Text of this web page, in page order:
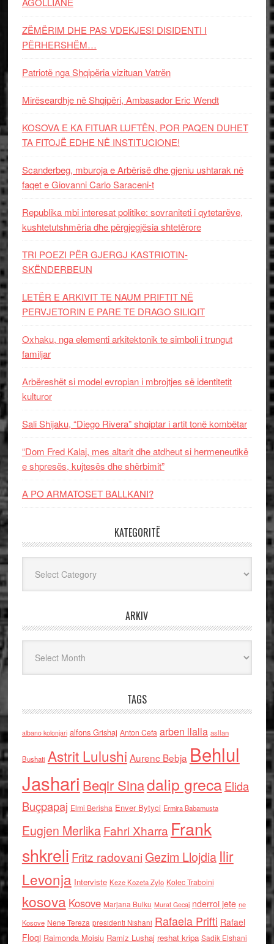
ZËMËRIM DHE PAS VDEKJES! DISIDENTI I
PËRHERSHËM…
Patriotë nga Shqipëria vizituan Vatrën
Mirëseardhje në Shqipëri, Ambasador Eric Wendt
KOSOVA E KA FITUAR LUFTËN, POR PAQEN DUHET
TA FITOJË EDHE NË INSTITUCIONE!
Scanderbeg, mburoja e Arbërisë dhe gjeniu ushtarak në
faqet e Giovanni Carlo Saraceni-t
Republika mbi interesat politike: sovraniteti i qytetarëve,
kushtetutshmëria dhe përgjegjësia shtetërore
TRI POEZI PËR GJERGJ KASTRIOTIN-
SKËNDERBEUN
LETËR E ARKIVIT TE NAUM PRIFTIT NË
PERVJETORIN E PARE TE DRAGO SILIQIT
Oxhaku, nga elementi arkitektonik te simboli i trungut
familjar
Arbëreshët si model evropian i mbrojtjes së identitetit
kulturor
Sali Shijaku, “Diego Rivera” shqiptar i artit tonë kombëtar
“Dom Fred Kalaj, mes altarit dhe atdheut si hermeneutikë
e shpresës, kujtesës dhe shërbimit”
A PO ARMATOSET BALLKANI?
KATEGORITË
ARKIV
TAGS
albano kolonjari alfons Grishaj Anton Cefa arben llalla asllan
Bushati Astrit Lulushi Aurenc Bebja Behlul
Jashari Beqir Sinadalip grecaElida
Buçpapaj Elmi Berisha Enver Bytyci Ermira Babamusta
Eugjen MerlikaFahri Xharra Frank
shkreli Fritz radovaniGezim Llojdia Ilir
Levonja Interviste Keze Kozeta Zylo Kolec Traboini
kosova Kosove Marjana Bulku Murat Gecaj nderroi jete ne
Kosove Nene Tereza presidenti Nishani Rafaela Prifti Rafael
Floqi Raimonda Moisiu Ramiz Lushaj reshat kripa Sadik Elshani